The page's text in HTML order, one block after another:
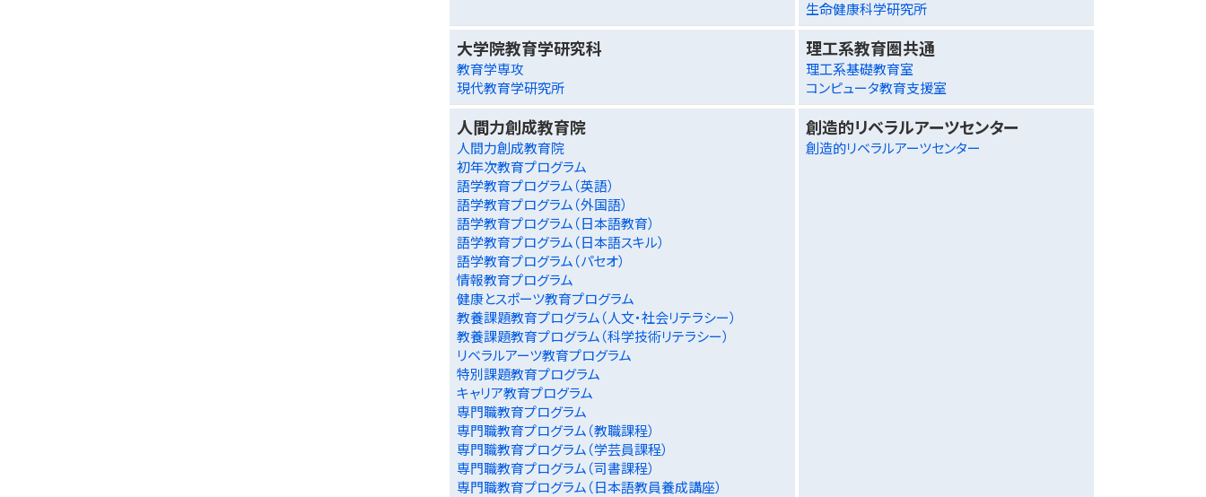
生命健康科学研究所
大学院教育学研究科
教育学専攻
現代教育学研究所
理工系教育圏共通
理工系基礎教育室
コンピュータ教育支援室
人間力創成教育院
人間力創成教育院
初年次教育プログラム
語学教育プログラム（英語）
語学教育プログラム（外国語）
語学教育プログラム（日本語教育）
語学教育プログラム（日本語スキル）
語学教育プログラム（パセオ）
情報教育プログラム
健康とスポーツ教育プログラム
教養課題教育プログラム（人文・社会リテラシー）
教養課題教育プログラム（科学技術リテラシー）
リベラルアーツ教育プログラム
特別課題教育プログラム
キャリア教育プログラム
専門職教育プログラム
専門職教育プログラム（教職課程）
専門職教育プログラム（学芸員課程）
専門職教育プログラム（司書課程）
専門職教育プログラム（日本語教員養成講座）
創造的リベラルアーツセンター
創造的リベラルアーツセンター